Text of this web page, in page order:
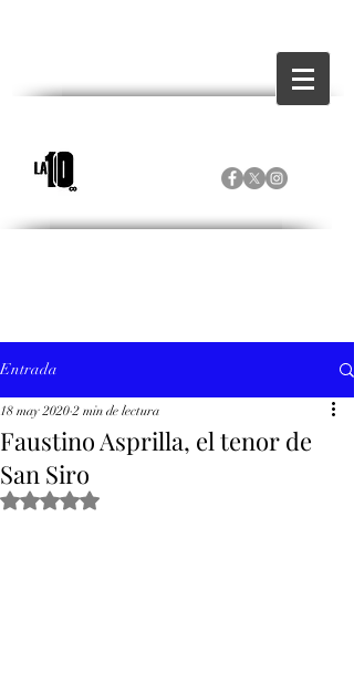
Entrada
Faustino Asprilla, el tenor de
San Siro
18 may 2020 2 min de lectura
Obtuvo NaN de 5 estrellas.